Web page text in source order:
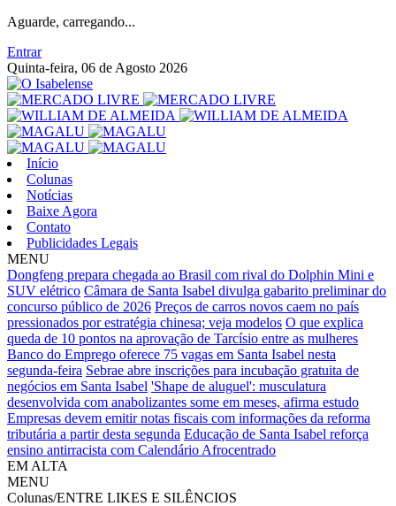
Aguarde, carregando...
Entrar
Quinta-feira, 06 de Agosto 2026
Início
Colunas
Notícias
Baixe Agora
Contato
Publicidades Legais
MENU
Dongfeng prepara chegada ao Brasil com rival do Dolphin Mini e
SUV elétrico Câmara de Santa Isabel divulga gabarito preliminar do
concurso público de 2026 Preços de carros novos caem no país
pressionados por estratégia chinesa; veja modelos O que explica
queda de 10 pontos na aprovação de Tarcísio entre as mulheres
Banco do Emprego oferece 75 vagas em Santa Isabel nesta
segunda-feira Sebrae abre inscrições para incubação gratuita de
negócios em Santa Isabel 'Shape de aluguel': musculatura
desenvolvida com anabolizantes some em meses, afirma estudo
Empresas devem emitir notas fiscais com informações da reforma
tributária a partir desta segunda Educação de Santa Isabel reforça
ensino antirracista com Calendário Afrocentrado
EM ALTA
MENU
Colunas/ENTRE LIKES E SILÊNCIOS